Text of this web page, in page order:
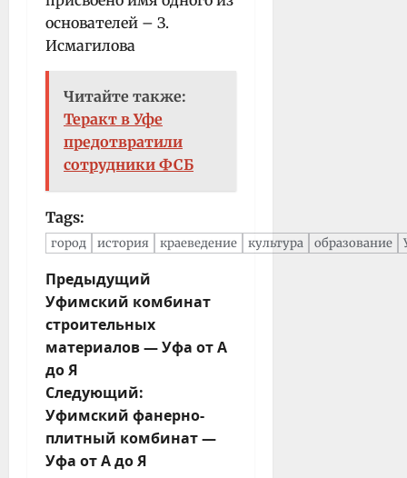
основателей – З.
Исмагилова
Читайте также:
Теракт в Уфе
предотвратили
сотрудники ФСБ
Tags:
город история краеведение культура образование
Н
а
в
и
г
а
ц
и
я
Предыдущий
Уфимский комбинат
строительных
материалов — Уфа от А
до Я
Следующий:
Уфимский фанерно-
плитный комбинат —
Уфа от А до Я